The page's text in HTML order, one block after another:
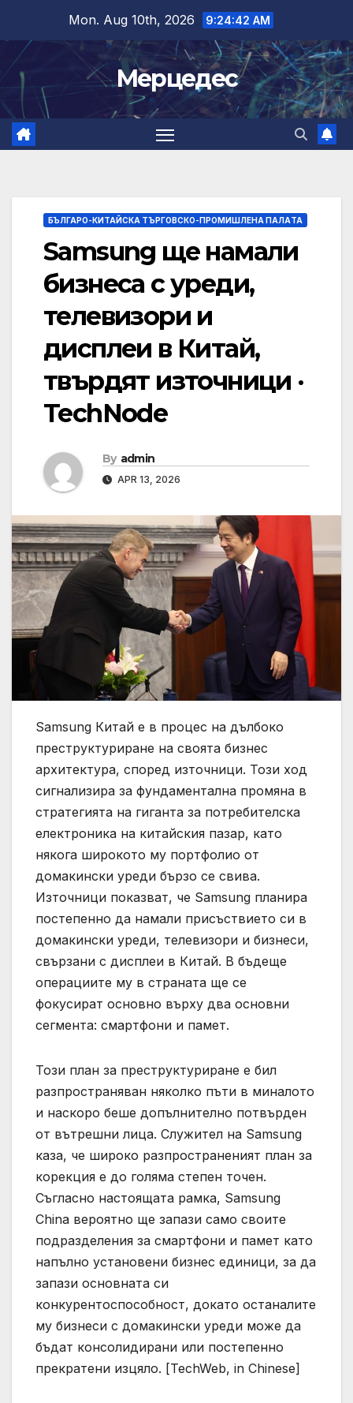
content
Mon. Aug 10th, 2026 9:24:43 AM
Мерцедес
БЪЛГАРО-КИТАЙСКА ТЪРГОВСКО-ПРОМИШЛЕНА ПАЛAТА
Samsung ще намали
бизнеса с уреди,
телевизори и
дисплеи в Китай,
твърдят източници ·
TechNode
By admin
APR 13, 2026
Samsung Китай е в процес на дълбоко
преструктуриране на своята бизнес
архитектура, според източници. Този ход
сигнализира за фундаментална промяна в
стратегията на гиганта за потребителска
електроника на китайския пазар, като
някога широкото му портфолио от
домакински уреди бързо се свива.
Източници показват, че Samsung планира
постепенно да намали присъствието си в
домакински уреди, телевизори и бизнеси,
свързани с дисплеи в Китай. В бъдеще
операциите му в страната ще се
фокусират основно върху два основни
сегмента: смартфони и памет.
Този план за преструктуриране е бил
разпространяван няколко пъти в миналото
и наскоро беше допълнително потвърден
от вътрешни лица. Служител на Samsung
каза, че широко разпространеният план за
корекция е до голяма степен точен.
Съгласно настоящата рамка, Samsung
China вероятно ще запази само своите
подразделения за смартфони и памет като
напълно установени бизнес единици, за да
запази основната си
конкурентоспособност, докато останалите
му бизнеси с домакински уреди може да
бъдат консолидирани или постепенно
прекратени изцяло. [TechWeb, in Chinese]